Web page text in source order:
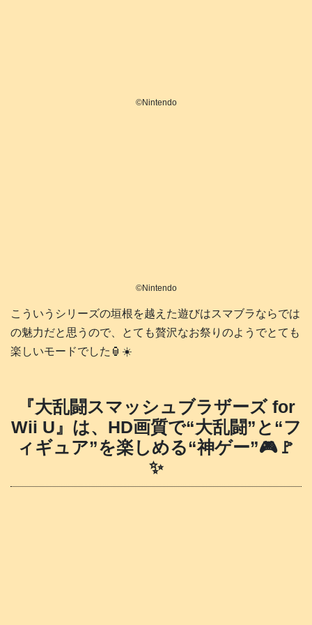
©️Nintendo
©️Nintendo
こういうシリーズの垣根を越えた遊びはスマブラならでは
の魅力だと思うので、とても贅沢なお祭りのようでとても
楽しいモードでした🏮☀️
『大乱闘スマッシュブラザーズ for
Wii U』は、HD画質で“大乱闘”と“フ
ィギュア”を楽しめる“神ゲー”🎮️🚩
✨